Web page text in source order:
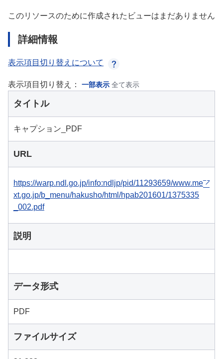
このリソースのために作成されたビューはまだありません
詳細情報
表示項目切り替えについて
表示項目切り替え： 一部表示 全て表示
タイトル
キャプション_PDF
URL
https://warp.ndl.go.jp/info:ndljp/pid/11293659/www.me
xt.go.jp/b_menu/hakusho/html/hpab201601/1375335
_002.pdf
説明
データ形式
PDF
ファイルサイズ